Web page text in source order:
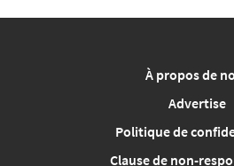
À propos de
Advertise
Politique de
Clause de non-